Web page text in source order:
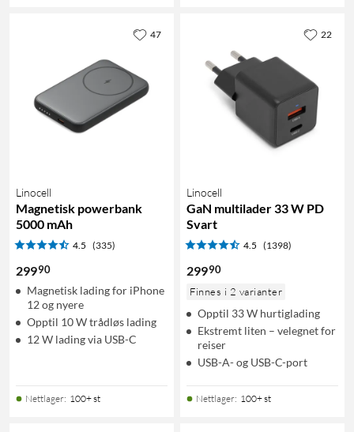
Linocell
Magnetisk powerbank
5000 mAh
4.5 (335)
29990
Magnetisk lading for iPhone
12 og nyere
Opptil 10 W trådløs lading
12 W lading via USB-C
Nettlager: 100+ st
47
Linocell
GaN multilader 33 W PD
Svart
4.5 (1398)
29990
Finnes i 2 varianter
Opptil 33 W hurtiglading
Ekstremt liten – velegnet for
reiser
USB-A- og USB-C-port
Nettlager: 100+ st
22